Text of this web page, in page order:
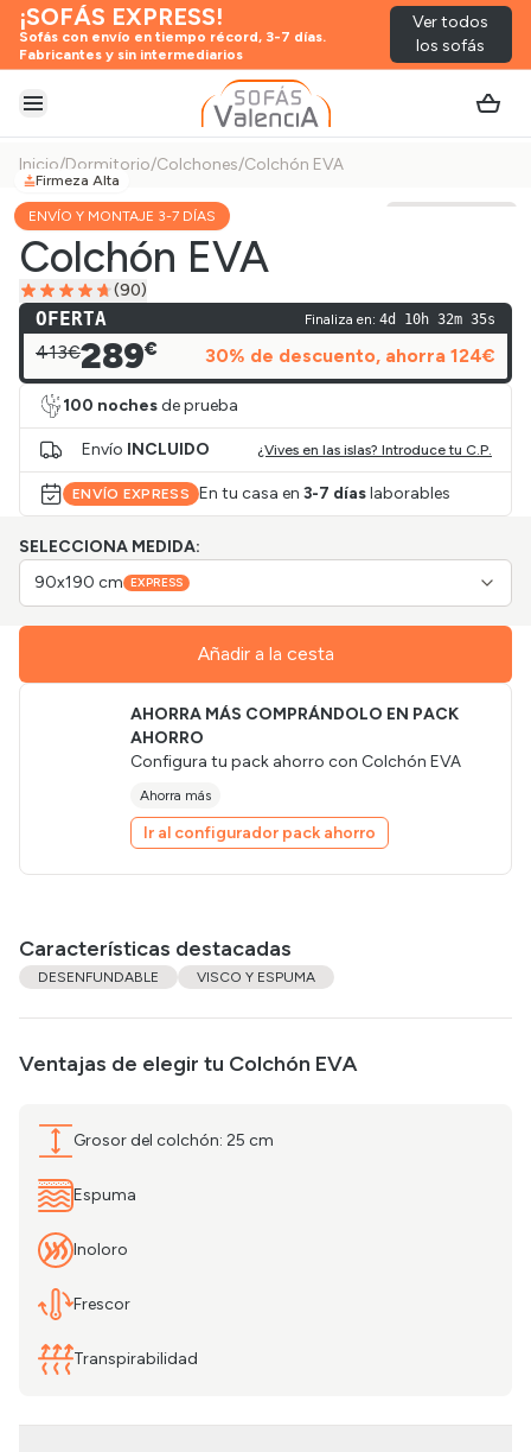
¡SOFÁS EXPRESS!
Sofás con envío en tiempo récord, 3-7 días.
Fabricantes y sin intermediarios
Ver todos
los sofás
Abrir menú
Inicio/Dormitorio/Colchones/Colchón EVA
ENVÍO Y MONTAJE 3-7 DÍAS
Firmeza Alta
Colchón EVA
(90)
OFERTA Finaliza en: 4d 10h 32m 35s
413€289€ 30% de descuento, ahorra 124€
100 nochesde prueba
Envío INCLUIDO ¿Vives en las islas? Introduce tu C.P.
ENVÍO EXPRESS En tu casa en 3-7 díaslaborables
SELECCIONA MEDIDA:
90x190 cm EXPRESS
Añadir a la cesta
AHORRA MÁS COMPRÁNDOLO EN PACK
AHORRO
Configura tu pack ahorro con Colchón EVA
Ahorra más
Ir al configurador pack ahorro
Características destacadas
DESENFUNDABLE VISCO Y ESPUMA
Ventajas de elegir tu Colchón EVA
Grosor del colchón: 25 cm
Espuma
Inoloro
Frescor
Transpirabilidad